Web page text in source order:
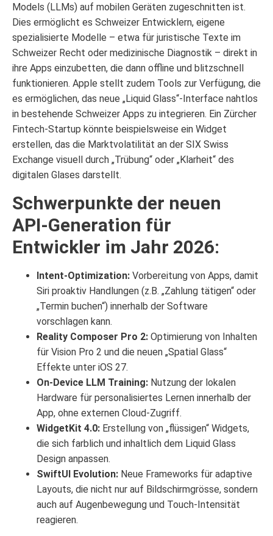
Models (LLMs) auf mobilen Geräten zugeschnitten ist.
Dies ermöglicht es Schweizer Entwicklern, eigene
spezialisierte Modelle – etwa für juristische Texte im
Schweizer Recht oder medizinische Diagnostik – direkt in
ihre Apps einzubetten, die dann offline und blitzschnell
funktionieren. Apple stellt zudem Tools zur Verfügung, die
es ermöglichen, das neue „Liquid Glass“-Interface nahtlos
in bestehende Schweizer Apps zu integrieren. Ein Zürcher
Fintech-Startup könnte beispielsweise ein Widget
erstellen, das die Marktvolatilität an der SIX Swiss
Exchange visuell durch „Trübung“ oder „Klarheit“ des
digitalen Glases darstellt.
Schwerpunkte der neuen
API-Generation für
Entwickler im Jahr 2026:
Intent-Optimization: Vorbereitung von Apps, damit
Siri proaktiv Handlungen (z.B. „Zahlung tätigen“ oder
„Termin buchen“) innerhalb der Software
vorschlagen kann.
Reality Composer Pro 2: Optimierung von Inhalten
für Vision Pro 2 und die neuen „Spatial Glass“
Effekte unter iOS 27.
On-Device LLM Training: Nutzung der lokalen
Hardware für personalisiertes Lernen innerhalb der
App, ohne externen Cloud-Zugriff.
WidgetKit 4.0: Erstellung von „flüssigen“ Widgets,
die sich farblich und inhaltlich dem Liquid Glass
Design anpassen.
SwiftUI Evolution: Neue Frameworks für adaptive
Layouts, die nicht nur auf Bildschirmgrösse, sondern
auch auf Augenbewegung und Touch-Intensität
reagieren.